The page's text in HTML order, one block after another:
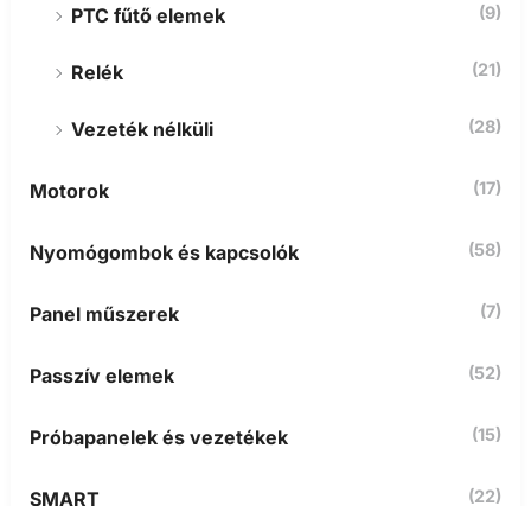
PTC fűtő elemek (9)
Relék (21)
Vezeték nélküli (28)
Motorok (17)
Nyomógombok és kapcsolók (58)
Panel műszerek (7)
Passzív elemek (52)
Próbapanelek és vezetékek (15)
SMART (22)